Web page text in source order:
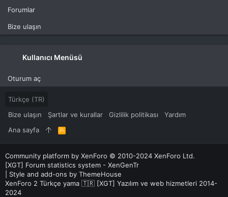
Forumlar
Bize ulaşın
Kullanıcı Menüsü
Oturum aç
Türkçe (TR)
Bize ulaşın
Şartlar ve kurallar Gizlilik politikası
Yardım
Ana sayfa
R
S
S
Community platform by XenForo © 2010-2024 XenForo Ltd.
[XGT] Forum statistics system - XenGenTr
Style and add-ons by ThemeHouse
XenForo 2 Türkçe yama 🇹🇷 [XGT] Yazılım ve web hizmetleri 2014-
2024